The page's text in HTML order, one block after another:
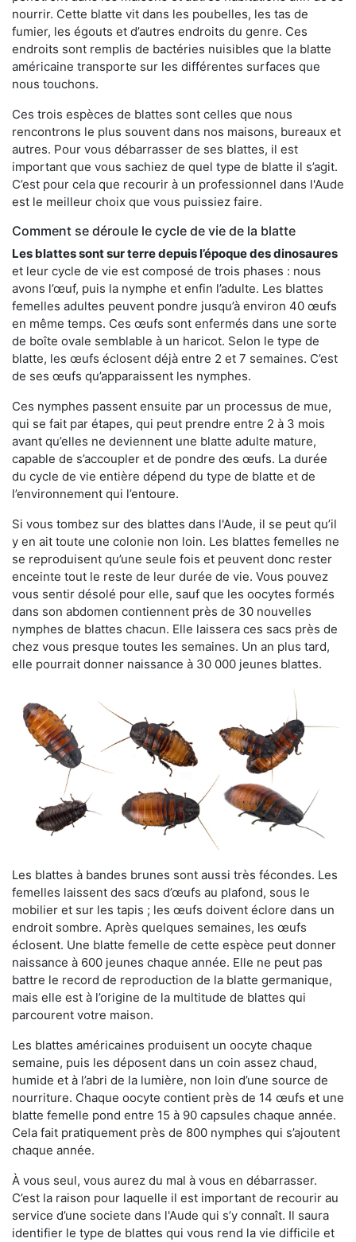
nourrir. Cette blatte vit dans les poubelles, les tas de
fumier, les égouts et d’autres endroits du genre. Ces
endroits sont remplis de bactéries nuisibles que la blatte
américaine transporte sur les différentes surfaces que
nous touchons.
Ces trois espèces de blattes sont celles que nous
rencontrons le plus souvent dans nos maisons, bureaux et
autres. Pour vous débarrasser de ses blattes, il est
important que vous sachiez de quel type de blatte il s’agit.
C’est pour cela que recourir à un professionnel dans l'Aude
est le meilleur choix que vous puissiez faire.
Comment se déroule le cycle de vie de la blatte
Les blattes sont sur terre depuis l’époque des dinosaures
et leur cycle de vie est composé de trois phases : nous
avons l’œuf, puis la nymphe et enfin l’adulte. Les blattes
femelles adultes peuvent pondre jusqu’à environ 40 œufs
en même temps. Ces œufs sont enfermés dans une sorte
de boîte ovale semblable à un haricot. Selon le type de
blatte, les œufs éclosent déjà entre 2 et 7 semaines. C’est
de ses œufs qu’apparaissent les nymphes.
Ces nymphes passent ensuite par un processus de mue,
qui se fait par étapes, qui peut prendre entre 2 à 3 mois
avant qu’elles ne deviennent une blatte adulte mature,
capable de s’accoupler et de pondre des œufs. La durée
du cycle de vie entière dépend du type de blatte et de
l’environnement qui l’entoure.
Si vous tombez sur des blattes dans l'Aude, il se peut qu’il
y en ait toute une colonie non loin. Les blattes femelles ne
se reproduisent qu’une seule fois et peuvent donc rester
enceinte tout le reste de leur durée de vie. Vous pouvez
vous sentir désolé pour elle, sauf que les oocytes formés
dans son abdomen contiennent près de 30 nouvelles
nymphes de blattes chacun. Elle laissera ces sacs près de
chez vous presque toutes les semaines. Un an plus tard,
elle pourrait donner naissance à 30 000 jeunes blattes.
Les blattes à bandes brunes sont aussi très fécondes. Les
femelles laissent des sacs d’œufs au plafond, sous le
mobilier et sur les tapis ; les œufs doivent éclore dans un
endroit sombre. Après quelques semaines, les œufs
éclosent. Une blatte femelle de cette espèce peut donner
naissance à 600 jeunes chaque année. Elle ne peut pas
battre le record de reproduction de la blatte germanique,
mais elle est à l’origine de la multitude de blattes qui
parcourent votre maison.
Les blattes américaines produisent un oocyte chaque
semaine, puis les déposent dans un coin assez chaud,
humide et à l’abri de la lumière, non loin d’une source de
nourriture. Chaque oocyte contient près de 14 œufs et une
blatte femelle pond entre 15 à 90 capsules chaque année.
Cela fait pratiquement près de 800 nymphes qui s’ajoutent
chaque année.
À vous seul, vous aurez du mal à vous en débarrasser.
C’est la raison pour laquelle il est important de recourir au
service d’une societe dans l'Aude qui s’y connaît. Il saura
identifier le type de blattes qui vous rend la vie difficile et